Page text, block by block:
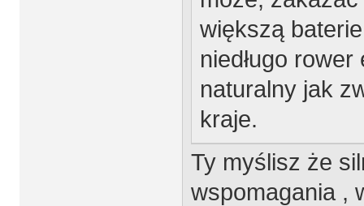
większą
niedługo
naturalny jak
kraje.
Ty myślisz że
wspomagania ,